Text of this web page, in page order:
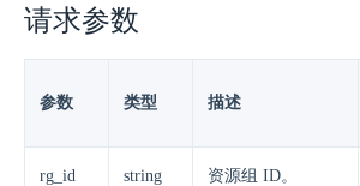
请求参数
参数 类型 描述
rg_id string 资源组 ID。